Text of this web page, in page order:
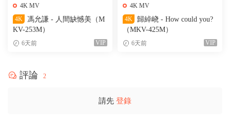
4K MV
4K
馮允謙 - 人間缺憾美（M
KV-253M）
6天前 VIP
4K MV
4K
歸綽峣 - How could you?
（MKV-425M）
6天前 VIP
評論 2
請先 登錄